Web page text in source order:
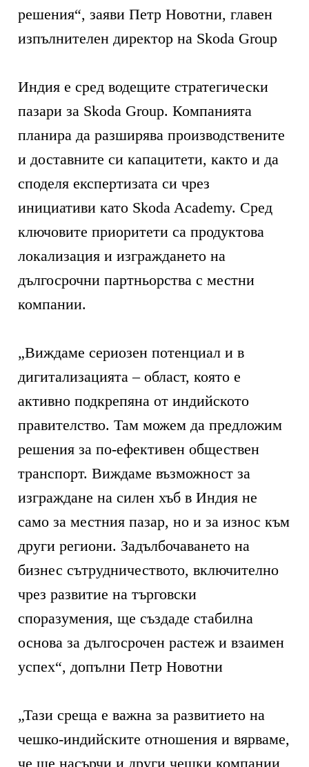
решения“, заяви Петр Новотни, главен
изпълнителен директор на Skoda Group
Индия е сред водещите стратегически
пазари за Skoda Group. Компанията
планира да разширява производствените
и доставните си капацитети, както и да
споделя експертизата си чрез
инициативи като Skoda Academy. Сред
ключовите приоритети са продуктова
локализация и изграждането на
дългосрочни партньорства с местни
компании.
„Виждаме сериозен потенциал и в
дигитализацията – област, която е
активно подкрепяна от индийското
правителство. Там можем да предложим
решения за по-ефективен обществен
транспорт. Виждаме възможност за
изграждане на силен хъб в Индия не
само за местния пазар, но и за износ към
други региони. Задълбочаването на
бизнес сътрудничеството, включително
чрез развитие на търговски
споразумения, ще създаде стабилна
основа за дългосрочен растеж и взаимен
успех“, допълни Петр Новотни
„Тази среща е важна за развитието на
чешко-индийските отношения и вярваме,
че ще насърчи и други чешки компании